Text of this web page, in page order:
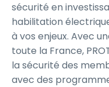
sécurité en
habilitation
à vos enjeux. Avec
toute la France,
la sécurité des
avec des